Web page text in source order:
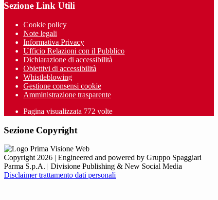
Sezione Link Utili
Cookie policy
Note legali
Informativa Privacy
Ufficio Relazioni con il Pubblico
Dichiarazione di accessibilità
Obiettivi di accessibilità
Whistleblowing
Gestione consensi cookie
Amministrazione trasparente
Pagina visualizzata 772 volte
Sezione Copyright
Copyright 2026 | Engineered and powered by Gruppo Spaggiari
Parma S.p.A. | Divisione Publishing & New Social Media
Disclaimer trattamento dati personali